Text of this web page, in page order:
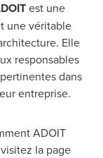
est une
une véritable
Elle
responsables
dans
entreprise.
ADOIT
la page